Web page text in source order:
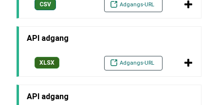
CSV Adgangs-URL
API adgang
XLSX Adgangs-URL
API adgang